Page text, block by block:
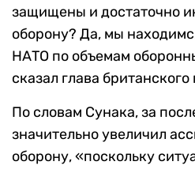
защищены и достаточно
оборону? Да, мы
НАТО по объемам
сказал глава
По словам Сунака, за
значительно увеличил
оборону, «поскольку